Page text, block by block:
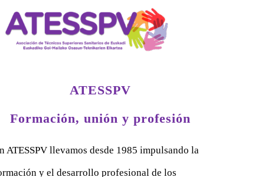
ATESSPV
Formación, unión y profesión
ATESSPV llevamos desde 1985 impulsando la
y el desarrollo profesional de los